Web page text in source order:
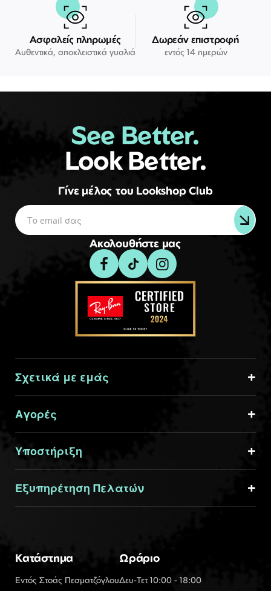
Ασφαλείς πληρωμές
Αυθεντικά, αποκλειστικά γυαλιά
Δωρεάν επιστροφή
εντός 14 ημερών
See Better.
Look Better.
Γίνε μέλος του Lookshop Club
Ακολουθήστε μας
Σχετικά με εμάς
Αγορές
Υποστήριξη
Εξυπηρέτηση Πελατών
Κατάστημα
Εντός Στοάς Πεσματζόγλου
Ωράριο
Δευ-Τετ 10:00 - 18:00